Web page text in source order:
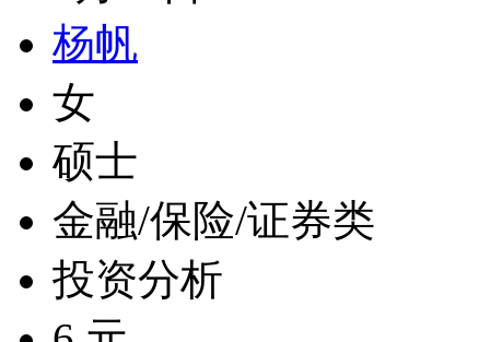
杨帆
女
硕士
金融/保险/证券类
投资分析